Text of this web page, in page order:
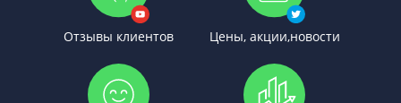
Отзывы клиентов Цены, акции,новости